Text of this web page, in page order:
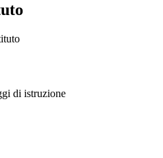
di istruzione